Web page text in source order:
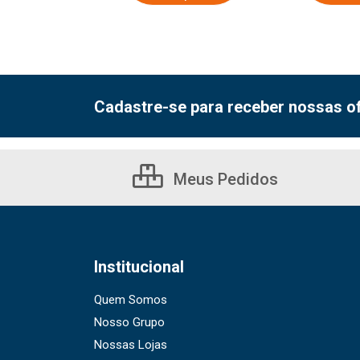
Cadastre-se para receber nossas
Meus Pedidos
Institucional
Quem Somos
Nosso Grupo
Nossas Lojas